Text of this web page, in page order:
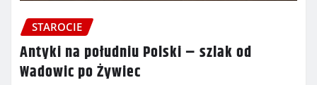
STAROCIE
Antyki na południu Polski – szlak od
Wadowic po Żywiec